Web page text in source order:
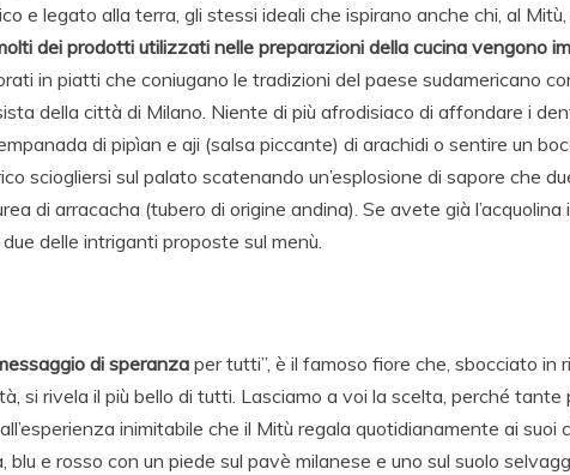
e legato alla terra, gli stessi ideali che ispirano anche chi, al
dei prodotti utilizzati nelle preparazioni della cucina vengono
in piatti che coniugano le tradizioni del paese sudamericano
della città di Milano. Niente di più afrodisiaco di affondare i
di pipìan e aji (salsa piccante) di arachidi o sentire un
sciogliersi sul palato scatenando un’esplosione di sapore che
di arracacha (tubero di origine andina). Se avete già l’acquolina
delle intriganti proposte sul menù.
di speranzaper tutti”, è il famoso fiore che, sbocciato in
si rivela il più bello di tutti. Lasciamo a voi la scelta, perché tante
inimitabile che il Mitù regala quotidianamente ai suoi
blu e rosso con un piede sul pavè milanese e uno sul suolo